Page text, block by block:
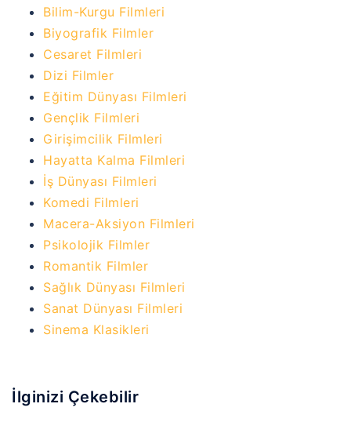
Bilim-Kurgu Filmleri
Biyografik Filmler
Cesaret Filmleri
Dizi Filmler
Eğitim Dünyası Filmleri
Gençlik Filmleri
Girişimcilik Filmleri
Hayatta Kalma Filmleri
İş Dünyası Filmleri
Komedi Filmleri
Macera-Aksiyon Filmleri
Psikolojik Filmler
Romantik Filmler
Sağlık Dünyası Filmleri
Sanat Dünyası Filmleri
Sinema Klasikleri
İlginizi Çekebilir